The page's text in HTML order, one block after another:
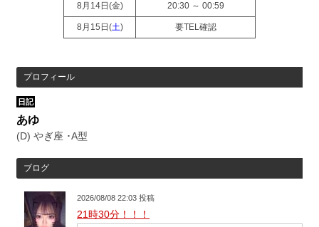
8月14日(金) 20:30 ～ 00:59
8月15日(土) 要TEL確認
プロフィール
日記
あゆ
(D) やぎ座 ･A型
ブログ
2026/08/08 22:03 投稿
21時30分！！！